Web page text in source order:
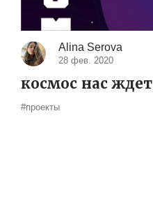
Alina Serova
28 фев. 2020
космос нас ждет
#проекты